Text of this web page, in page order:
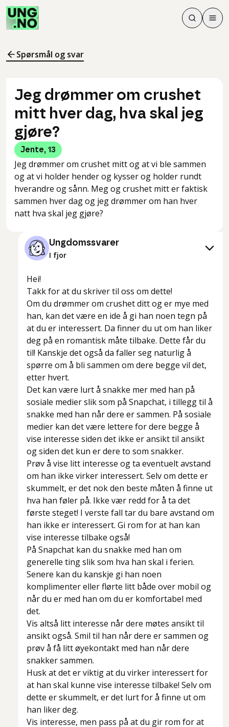
Søk
Søk
Meny
Spørsmål og svar
Jeg drømmer om crushet
mitt hver dag, hva skal jeg
gjøre?
Jente, 13
Jeg drømmer om crushet mitt og at vi ble sammen
og at vi holder hender og kysser og holder rundt
hverandre og sånn. Meg og crushet mitt er faktisk
sammen hver dag og jeg drømmer om han hver
natt hva skal jeg gjøre?
Ungdomssvarer
I fjor
Hei!
Takk for at du skriver til oss om dette!
Om du drømmer om crushet ditt og er mye med
han, kan det være en ide å gi han noen tegn på
at du er interessert. Da finner du ut om han liker
deg på en romantisk måte tilbake. Dette får du
til! Kanskje det også da faller seg naturlig å
spørre om å bli sammen om dere begge vil det,
etter hvert.
Det kan være lurt å snakke mer med han på
sosiale medier slik som på Snapchat, i tillegg til å
snakke med han når dere er sammen. På sosiale
medier kan det være lettere for dere begge å
vise interesse siden det ikke er ansikt til ansikt
og siden det kun er dere to som snakker.
Prøv å vise litt interesse og ta eventuelt avstand
om han ikke virker interessert. Selv om dette er
skummelt, er det nok den beste måten å finne ut
hva han føler på. Ikke vær redd for å ta det
første steget! I verste fall tar du bare avstand om
han ikke er interessert. Gi rom for at han kan
vise interesse tilbake også!
På Snapchat kan du snakke med han om
generelle ting slik som hva han skal i ferien.
Senere kan du kanskje gi han noen
komplimenter eller flørte litt både over mobil og
når du er med han om du er komfortabel med
det.
Vis altså litt interesse når dere møtes ansikt til
ansikt også. Smil til han når dere er sammen og
prøv å få litt øyekontakt med han når dere
snakker sammen.
Husk at det er viktig at du virker interessert for
at han skal kunne vise interesse tilbake! Selv om
dette er skummelt, er det lurt for å finne ut om
han liker deg.
Vis interesse, men pass på at du gir rom for at